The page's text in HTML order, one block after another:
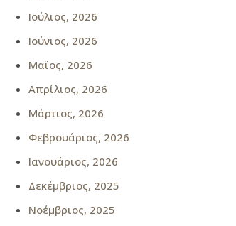
Ιούλιος, 2026
Ιούνιος, 2026
Μαϊος, 2026
Απρίλιος, 2026
Μάρτιος, 2026
Φεβρουάριος, 2026
Ιανουάριος, 2026
Δεκέμβριος, 2025
Νοέμβριος, 2025